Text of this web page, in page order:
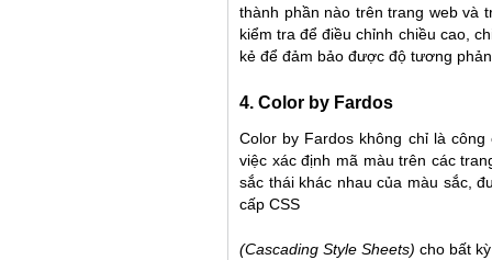
thành phần nào trên trang web và
kiểm tra để điều chỉnh chiều cao,
kẻ để đảm bảo được độ tương
4. Color by Fardos
Color by Fardos không chỉ là
việc xác định mã màu trên các
sắc thái khác nhau của màu sắc,
cấp CSS
(Cascading Style Sheets) cho bất